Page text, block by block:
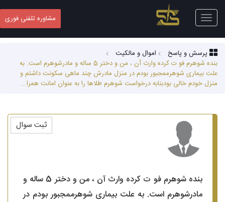
Toggle
navigation
مشاوره تلفنی فوری
پرسش و پاسخ
اموال و مالکیت
بنده شوهرم فو ت کرده وارث آن ، من و دختر 5 ساله و مادرشوهرم است. به
علت بیماری شوهرممجبور بودم در منزل مادرش چند ماهی سکونت داشتم و
منزل خودم خالی بودبنابه درخواست شوهرم طلاها را به عنوان امانت همرا...
بنده شوهرم فو ت کرده وارث آن ، من و دختر 5 ساله و
مادرشوهرم است. به علت بیماری شوهرممجبور بودم در
ثبت سوال